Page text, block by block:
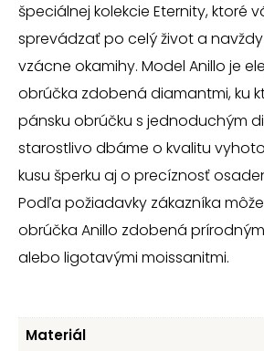
špeciálnej kolekcie Eternity, ktoré
sprevádzať po celý život a
vzácne okamihy. Model Anillo je
obrúčka zdobená diamantmi, ku
pánsku obrúčku s jednoduchým
starostlivo dbáme o kvalitu
kusu šperku aj o precíznosť
Podľa požiadavky zákazníka
obrúčka Anillo zdobená
alebo ligotavými moissanitmi.
Materiál